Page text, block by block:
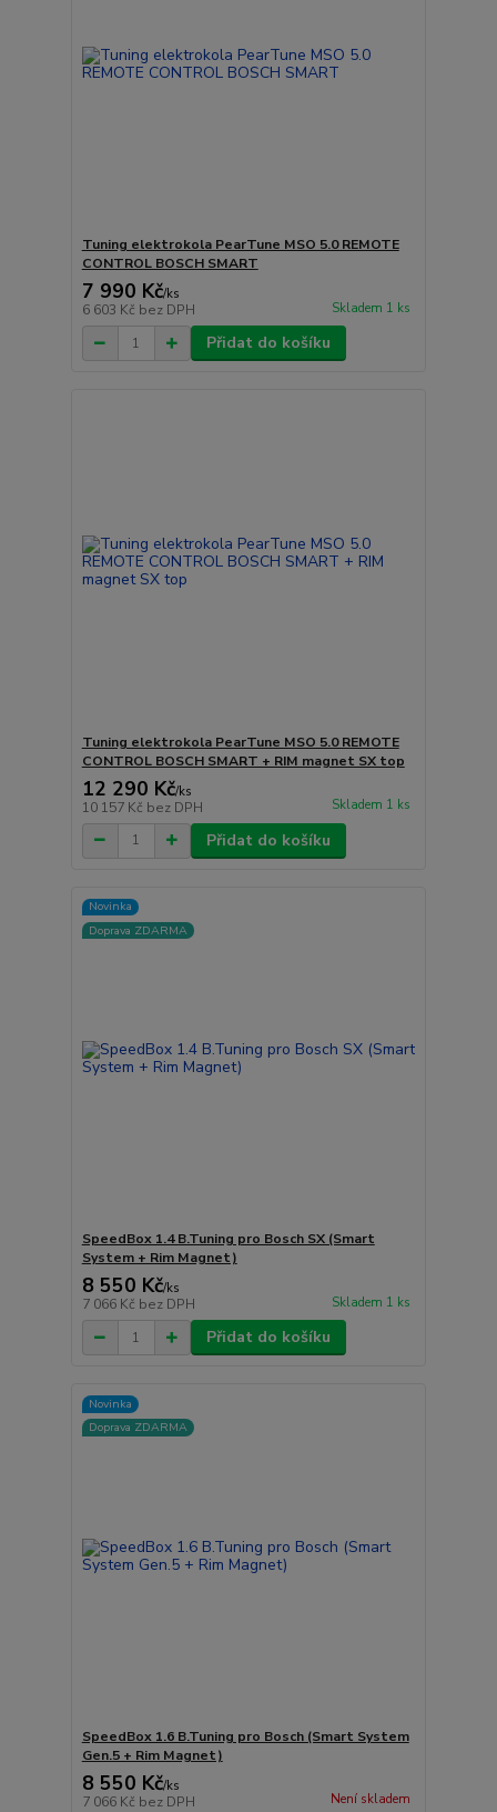
Tuning elektrokola PearTune MSO 5.0 REMOTE
CONTROL BOSCH SMART
7 990 Kč/ks
6 603 Kč bez DPH Skladem 1 ks
Přidat do košíku
Tuning elektrokola PearTune MSO 5.0 REMOTE
CONTROL BOSCH SMART + RIM magnet SX top
12 290 Kč/ks
10 157 Kč bez DPH Skladem 1 ks
Přidat do košíku
Novinka
Doprava ZDARMA
SpeedBox 1.4 B.Tuning pro Bosch SX (Smart
System + Rim Magnet)
8 550 Kč/ks
7 066 Kč bez DPH Skladem 1 ks
Přidat do košíku
Novinka
Doprava ZDARMA
SpeedBox 1.6 B.Tuning pro Bosch (Smart System
Gen.5 + Rim Magnet)
8 550 Kč/ks
7 066 Kč bez DPH Není skladem